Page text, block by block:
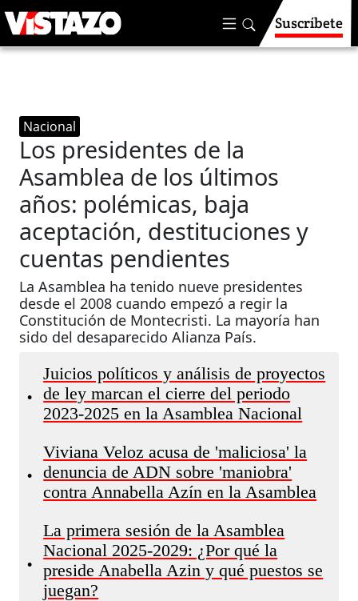
Suscríbete
Nacional
Los presidentes de la
Asamblea de los últimos
años: polémicas, baja
aceptación, destituciones y
cuentas pendientes
La Asamblea ha tenido nueve presidentes
desde el 2008 cuando empezó a regir la
Constitución de Montecristi. La mayoría han
sido del desaparecido Alianza País.
•
Juicios políticos y análisis de proyectos
de ley marcan el cierre del periodo
2023-2025 en la Asamblea Nacional
•
Viviana Veloz acusa de 'maliciosa' la
denuncia de ADN sobre 'maniobra'
contra Annabella Azín en la Asamblea
•
La primera sesión de la Asamblea
Nacional 2025-2029: ¿Por qué la
preside Anabella Azin y qué puestos se
juegan?